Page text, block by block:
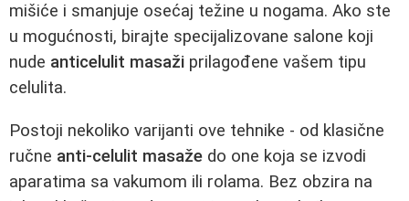
mišiće i smanjuje osećaj težine u nogama. Ako ste
u mogućnosti, birajte specijalizovane salone koji
nude anticelulit masaži prilagođene vašem tipu
celulita.
Postoji nekoliko varijanti ove tehnike - od klasične
ručne anti-celulit masaže do one koja se izvodi
aparatima sa vakumom ili rolama. Bez obzira na